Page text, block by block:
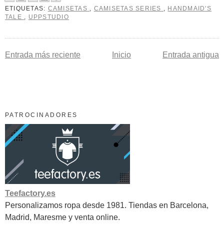
ETIQUETAS: CAMISETAS , CAMISETAS SERIES , HANDMAID'S
TALE , UPPSTUDIO
Entrada más reciente Entrada antigua
Inicio
PATROCINADORES
Teefactory.es
Personalizamos ropa desde 1981. Tiendas en Barcelona,
Madrid, Maresme y venta online.